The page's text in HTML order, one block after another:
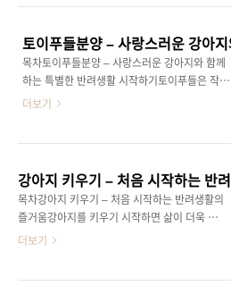
되는 경향이 있으며, 희귀하거나 고급 혈통의 **
강아지**일수록 가격은 더욱 높아집니다.2. 견
종에 따른 강아지분양가격 차이**강아지분양가
격**은 다양한 요인에 의해 결정되는데요, 첫 번
째로 주목해야 할 것은 견종입니다. 예를 들어,
종은 상대적으로 분양가격이 높은 편입니다. 특
도 등을 고려하여 인기 견종이 변화하고 있어요.
이..
목차토이푸들분양 – 사랑스러운 강아지와 함께
하는 특별한 반려생활 시작하기토이푸들은 작은
체구와 똑똑한 두뇌, 그리고 사랑스러운 외모로
하나입니다. 오늘은 토이푸들분양을 고려하시는
분들을 위해 토이푸들의 특징, 분양 시 유의사항,
그리고 어떻게 함께할 수 있는지에 대해 자세히
알려드리겠습니다.토이푸들분양을 고려해야 하
는 이유토이푸들분양을 고민하는 분들이라면 먼
니다. 토이푸들은 매우 똑똑하고, 애정이 많은 반
더보기
목차강아지 키우기 – 처음 시작하는 반려생활의
즐거움강아지를 키우기 시작하면 삶이 더욱 활
기차고 즐거워집니다. 처음에는 강아지의 성격
더보기